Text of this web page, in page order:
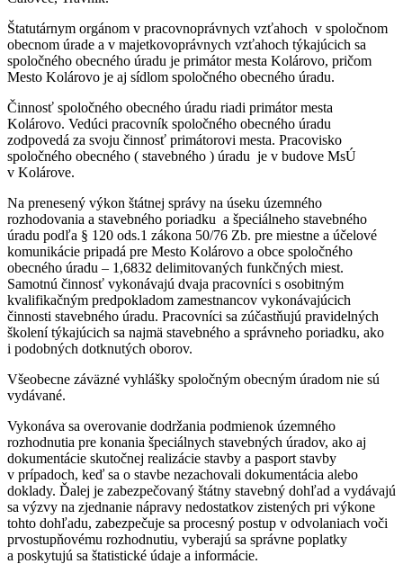
Štatutárnym orgánom v pracovnoprávnych vzťahoch v spoločnom
obecnom úrade a v majetkovoprávnych vzťahoch týkajúcich sa
spoločného obecného úradu je primátor mesta Kolárovo, pričom
Mesto Kolárovo je aj sídlom spoločného obecného úradu.
Činnosť spoločného obecného úradu riadi primátor mesta
Kolárovo. Vedúci pracovník spoločného obecného úradu
zodpovedá za svoju činnosť primátorovi mesta. Pracovisko
spoločného obecného ( stavebného ) úradu je v budove MsÚ
v Kolárove.
Na prenesený výkon štátnej správy na úseku územného
rozhodovania a stavebného poriadku a špeciálneho stavebného
úradu podľa § 120 ods.1 zákona 50/76 Zb. pre miestne a účelové
komunikácie pripadá pre Mesto Kolárovo a obce spoločného
obecného úradu – 1,6832 delimitovaných funkčných miest.
Samotnú činnosť vykonávajú dvaja pracovníci s osobitným
kvalifikačným predpokladom zamestnancov vykonávajúcich
činnosti stavebného úradu. Pracovníci sa zúčastňujú pravidelných
školení týkajúcich sa najmä stavebného a správneho poriadku, ako
i podobných dotknutých oborov.
Všeobecne záväzné vyhlášky spoločným obecným úradom nie sú
vydávané.
Vykonáva sa overovanie dodržania podmienok územného
rozhodnutia pre konania špeciálnych stavebných úradov, ako aj
dokumentácie skutočnej realizácie stavby a pasport stavby
v prípadoch, keď sa o stavbe nezachovali dokumentácia alebo
doklady. Ďalej je zabezpečovaný štátny stavebný dohľad a vydávajú
sa výzvy na zjednanie nápravy nedostatkov zistených pri výkone
tohto dohľadu, zabezpečuje sa procesný postup v odvolaniach voči
prvostupňovému rozhodnutiu, vyberajú sa správne poplatky
a poskytujú sa štatistické údaje a informácie.